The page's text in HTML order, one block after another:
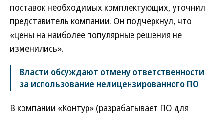
поставок необходимых комплектующих, уточнил
представитель компании. Он подчеркнул, что
«цены на наиболее популярные решения не
изменились».
Власти обсуждают отмену ответственности
за использование нелицензированного ПО
В компании «Контур» (разрабатывает ПО для